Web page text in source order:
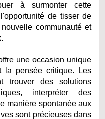
à surmonter cette
de tisser de
communauté et
une occasion unique
la pensée critique. Les
trouver des solutions
interpréter des
manière spontanée aux
sont précieuses dans